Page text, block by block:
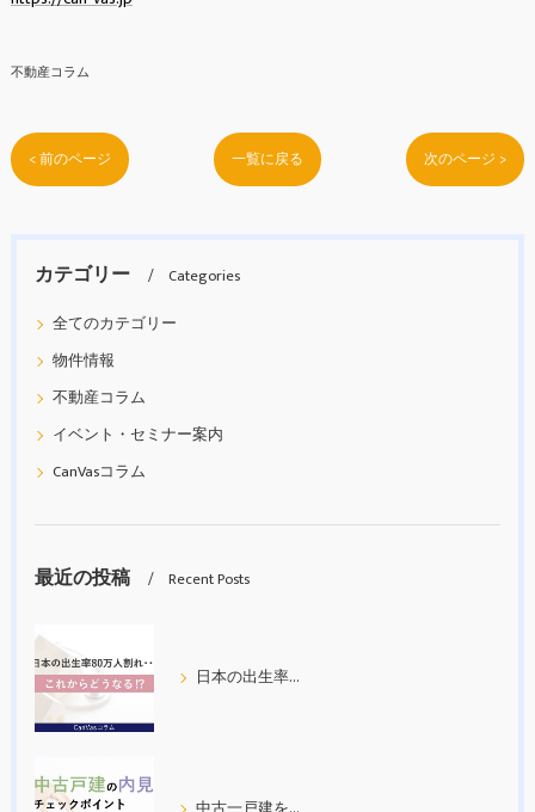
不動産コラム
< 前のページ 一覧に戻る 次のページ >
カテゴリー
Categories
全てのカテゴリー
物件情報
不動産コラム
イベント・セミナー案内
CanVasコラム
最近の投稿 Recent Posts
日本の出生率80万人割れ